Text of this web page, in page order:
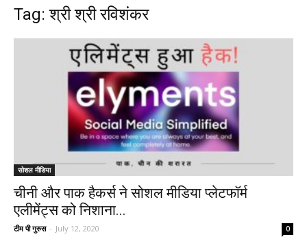
Tag: श्री श्री रविशंकर
सोशल मीडिया
चीनी और पाक हैकर्स ने सोशल मीडिया प्लेटफॉर्म
एलीमेंट्स को निशाना...
टीम पी गुरुस - July 12, 2020 0